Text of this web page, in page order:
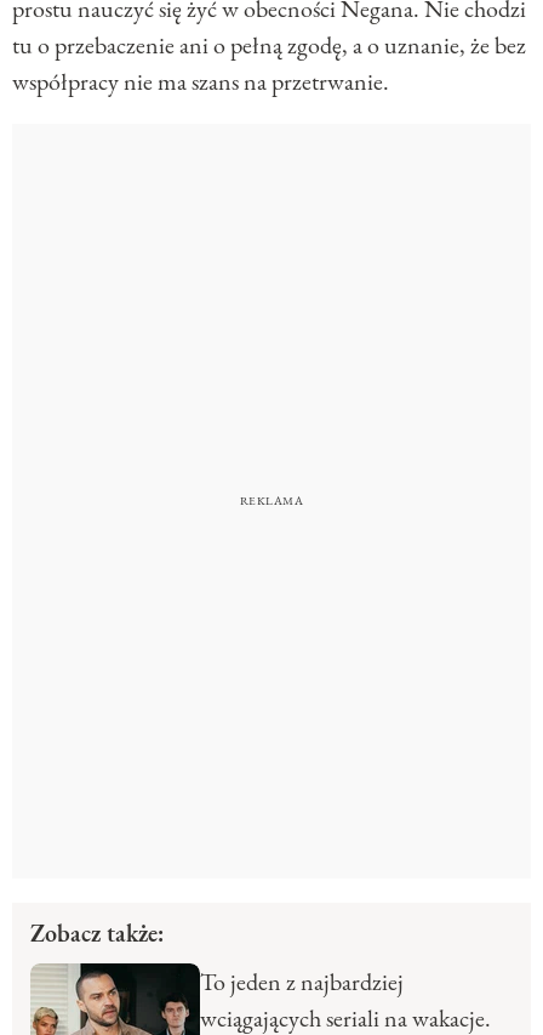
prostu nauczyć się żyć w obecności Negana. Nie chodzi
tu o przebaczenie ani o pełną zgodę, a o uznanie, że bez
współpracy nie ma szans na przetrwanie.
Zobacz także:
To jeden z najbardziej
wciągających seriali na wakacje.